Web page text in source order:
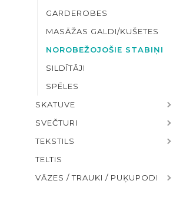
GARDEROBES
MASĀŽAS GALDI/KUŠETES
NOROBEŽOJOŠIE STABIŅI
SILDĪTĀJI
SPĒLES
SKATUVE
SVEČTURI
TEKSTILS
TELTIS
VĀZES / TRAUKI / PUĶUPODI